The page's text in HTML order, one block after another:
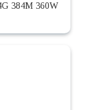
384M 360W